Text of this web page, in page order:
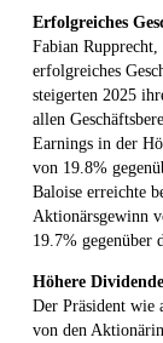
Erfolgreiches
Fabian
erfolgreiches
steigerten 2025
allen
Earnings in der
von 19.8%
Baloise erreichte
Aktionärsgewinn
19.7% gegenüber
Höhere Dividende
Der Präsident wie
von den